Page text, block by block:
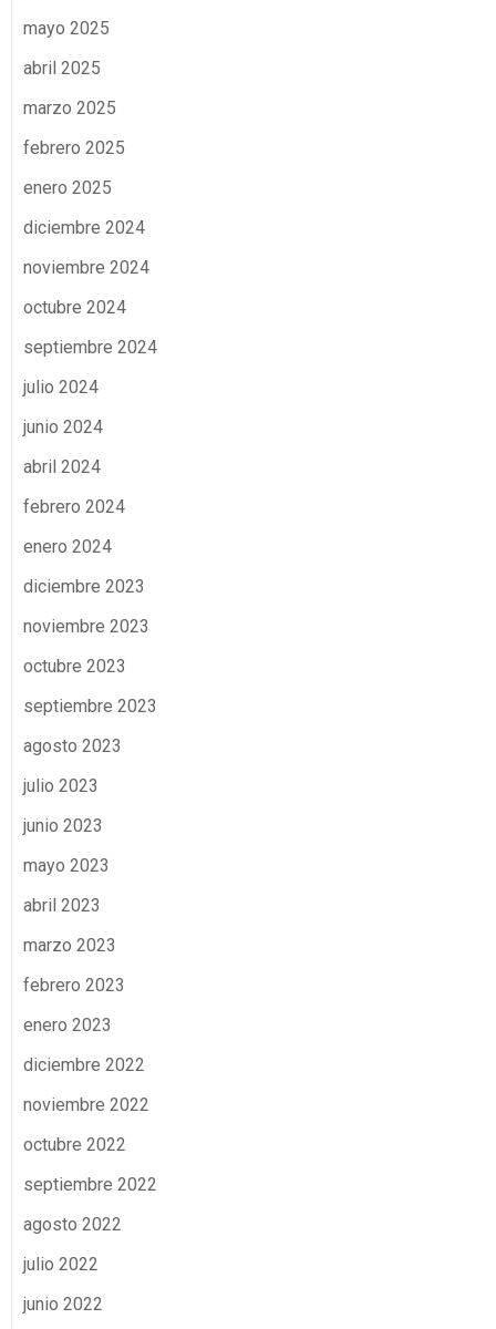
mayo 2025
abril 2025
marzo 2025
febrero 2025
enero 2025
diciembre 2024
noviembre 2024
octubre 2024
septiembre 2024
julio 2024
junio 2024
abril 2024
febrero 2024
enero 2024
diciembre 2023
noviembre 2023
octubre 2023
septiembre 2023
agosto 2023
julio 2023
junio 2023
mayo 2023
abril 2023
marzo 2023
febrero 2023
enero 2023
diciembre 2022
noviembre 2022
octubre 2022
septiembre 2022
agosto 2022
julio 2022
junio 2022